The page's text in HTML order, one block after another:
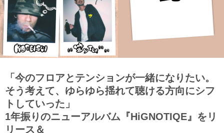
「今のフロアとテンションが一緒になりたい。
そう考えて、ゆらゆら揺れて聴ける方向にシフ
トしていった」
1年振りのニューアルバム『HiGNOTIQE』をリ
リース＆